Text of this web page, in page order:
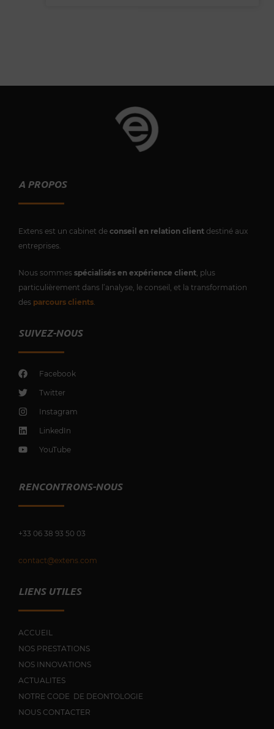
A PROPOS
Extens est un cabinet de conseil en relation client destiné aux
entreprises.
Nous sommes spécialisés en expérience client , plus
particulièrement dans l’analyse, le conseil, et la transformation
des parcours clients
SUIVEZ-NOUS
Facebook
Twitter
Instagram
LinkedIn
YouTube
RENCONTRONS-NOUS
+33 06 38 93 50 03
contact@extens.com
LIENS UTILES
ACCUEIL
NOS PRESTATIONS
NOS INNOVATIONS
ACTUALITES
NOTRE CODE DE DEONTOLOGIE
NOUS CONTACTER